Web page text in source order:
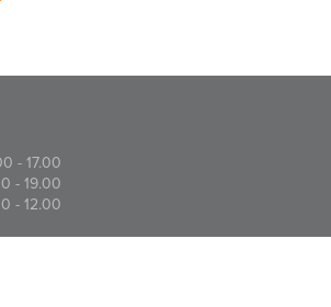
- 17.00
- 19.00
- 12.00